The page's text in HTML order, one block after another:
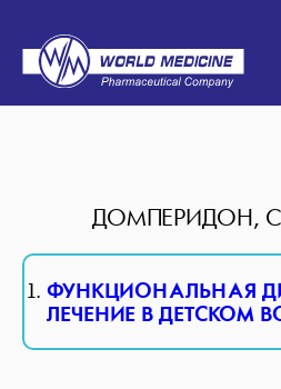
ДОМПЕРИДОН,
ФУНКЦИОНАЛЬНАЯ
ЛЕЧЕНИЕ В ДЕТСКОМ